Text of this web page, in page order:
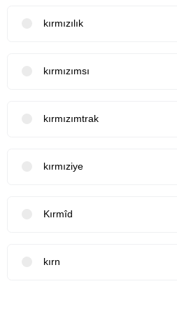
kırmızılık
kırmızımsı
kırmızımtrak
kırmıziye
Kırmîd
kırn